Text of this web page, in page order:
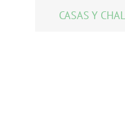
CASAS Y